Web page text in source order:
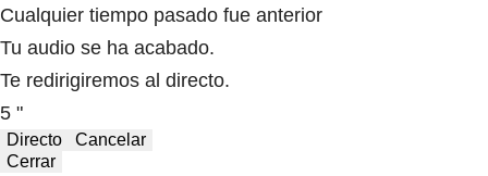
Cualquier tiempo pasado fue anterior
Tu audio se ha acabado.
Te redirigiremos al directo.
5 "
Directo
Cancelar
Cerrar